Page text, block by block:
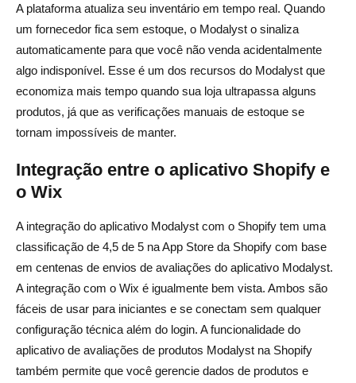
A plataforma atualiza seu inventário em tempo real. Quando
um fornecedor fica sem estoque, o Modalyst o sinaliza
automaticamente para que você não venda acidentalmente
algo indisponível. Esse é um dos recursos do Modalyst que
economiza mais tempo quando sua loja ultrapassa alguns
produtos, já que as verificações manuais de estoque se
tornam impossíveis de manter.
Integração entre o aplicativo Shopify e
o Wix
A integração do aplicativo Modalyst com o Shopify tem uma
classificação de 4,5 de 5 na App Store da Shopify com base
em centenas de envios de avaliações do aplicativo Modalyst.
A integração com o Wix é igualmente bem vista. Ambos são
fáceis de usar para iniciantes e se conectam sem qualquer
configuração técnica além do login. A funcionalidade do
aplicativo de avaliações de produtos Modalyst na Shopify
também permite que você gerencie dados de produtos e